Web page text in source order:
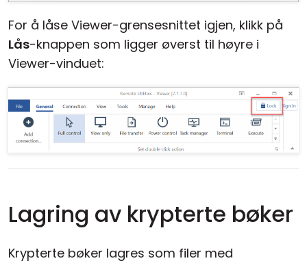
For å låse Viewer-grensesnittet igjen, klikk på
Lås-knappen som ligger øverst til høyre i
Viewer-vinduet:
Lagring av krypterte bøker
Krypterte bøker lagres som filer med